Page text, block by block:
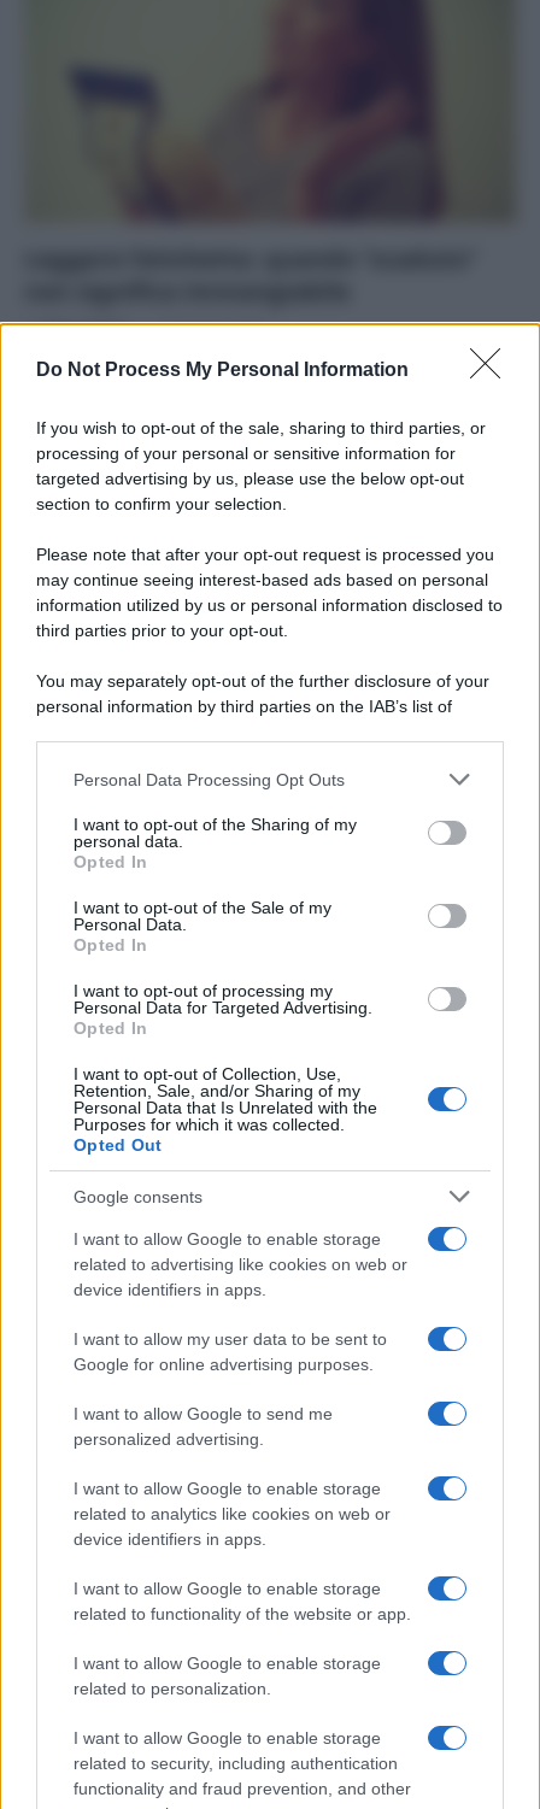
Do Not Process My Personal Information
If you wish to opt-out of the sale, sharing to third parties, or
processing of your personal or sensitive information for
targeted advertising by us, please use the below opt-out
section to confirm your selection.
Please note that after your opt-out request is processed you
may continue seeing interest-based ads based on personal
information utilized by us or personal information disclosed to
third parties prior to your opt-out.
You may separately opt-out of the further disclosure of your
personal information by third parties on the IAB’s list of
This information may also be disclosed by us to third parties
disclose it to other third parties.
Please note that this website/app uses one or more Google
services and may gather and store information including but
not limited to your visit or usage behaviour. You may click to
grant or deny consent to Google and its third-party tags to
consent section.
Personal Data Processing Opt Outs
I want to opt-out of the Sharing of my
personal data.
Opted In
I want to opt-out of the Sale of my
Personal Data.
Opted In
I want to opt-out of processing my
Personal Data for Targeted Advertising.
Opted In
I want to opt-out of Collection, Use,
Retention, Sale, and/or Sharing of my
Personal Data that Is Unrelated with the
Purposes for which it was collected.
Opted Out
Google consents
I want to allow Google to enable storage
related to advertising like cookies on web or
device identifiers in apps.
I want to allow my user data to be sent to
Google for online advertising purposes.
I want to allow Google to send me
personalized advertising.
I want to allow Google to enable storage
related to analytics like cookies on web or
device identifiers in apps.
I want to allow Google to enable storage
related to functionality of the website or app.
I want to allow Google to enable storage
related to personalization.
I want to allow Google to enable storage
related to security, including authentication
functionality and fraud prevention, and other
DiTessa Gelisio 19 Ottobre 2015
Le date di scadenza e i famosi “preferibilmente entro”
sprechiamo tonnellate…
APPENA PUBBLICATI
Perché alcune maglie in cotone sono morbide e altre
Il mare è davvero più pulito alle 8 o alle 18? Ecco quando
Come pulire le foglie delle piante da appartamento dalla
Sbrinare il freezer in pochi minuti: perché 2 millimetri di
ghiaccio aumentano del 20% i consumi
FacebookInstagram Threads
© 2026 Ecocentrica.it di TESSA SRL - P. IVA 07010600968 - sede legale:
Via Paradisino 5, 57016 Rosignano Marittimo (LI). Tutti i diritti